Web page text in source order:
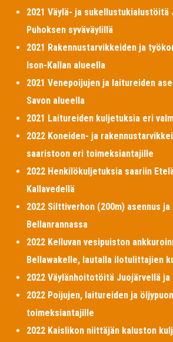
2021 Väylä- ja sukellustukialustöitä
Puhoksen syväväylillä
2021 Rakennustarvikkeiden ja
Ison-Kallan alueella
2021 Venepoijujen ja laitureiden
Savon alueella
2021 Laitureiden kuljetuksia eri
2022 Koneiden- ja
saaristoon eri toimeksiantajille
2022 Henkilökuljetuksia saariin
Kallavedellä
2022 Silttiverhon (200m) asennus
Bellanrannassa
2022 Kelluvan vesipuiston
Bellawakelle, lautalla ilotulittajien
2022 Väylänhoitotöitä Juojärvellä
2022 Poijujen, laitureiden ja
toimeksiantajille
2022 Kaislikon niittäjän kaluston